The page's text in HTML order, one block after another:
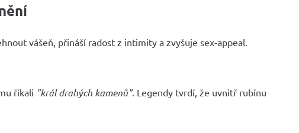
vášeň, přináší radost z intimity a zvyšuje sex-appeal.
říkali "král drahých kamenů". Legendy tvrdí, že uvnitř rubínu